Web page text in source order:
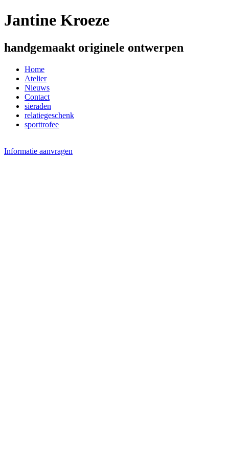
Jantine Kroeze
handgemaakt originele ontwerpen
Home
Atelier
Nieuws
Contact
sieraden
relatiegeschenk
sporttrofee
Informatie aanvragen